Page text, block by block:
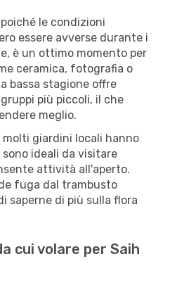
poiché le condizioni
essere avverse durante i
è un ottimo momento per
ceramica, fotografia o
bassa stagione offre
più piccoli, il che
meglio.
molti giardini locali hanno
ideali da visitare
attività all'aperto.
fuga dal trambusto
saperne di più sulla flora
cui volare per Saih